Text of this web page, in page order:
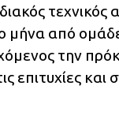
τεχνικός
μήνα από
την
επιτυχίες